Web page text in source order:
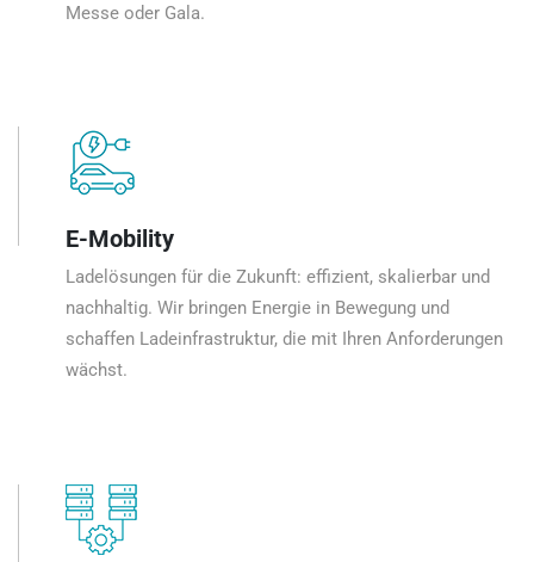
Messe oder Gala.
E-Mobility
Ladelösungen für die Zukunft: effizient, skalierbar und
nachhaltig. Wir bringen Energie in Bewegung und
schaffen Ladeinfrastruktur, die mit Ihren Anforderungen
wächst.